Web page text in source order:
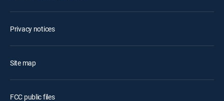
Privacy notices
Site map
FCC public files